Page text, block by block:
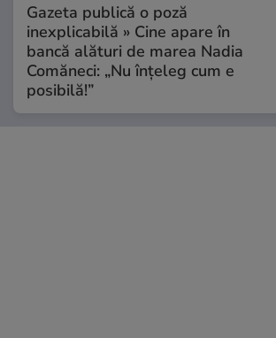
Gazeta publică o poză
inexplicabilă » Cine apare în
bancă alături de marea Nadia
Comăneci: „Nu înțeleg cum e
posibilă!”